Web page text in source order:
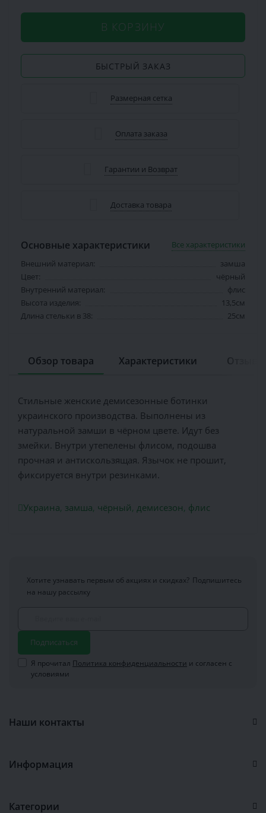
В КОРЗИНУ
БЫСТРЫЙ ЗАКАЗ
Размерная сетка
Оплата заказа
Гарантии и Возврат
Доставка товара
Основные характеристики
Все характеристики
Внешний материал:
замша
Цвет:
чёрный
Внутренний материал:
флис
Высота изделия:
13,5см
Длина стельки в 38:
25см
Обзор товара Характеристики
Стильные женские демисезонные ботинки
украинского производства. Выполнены из
натуральной замши в чёрном цвете. Идут без
змейки. Внутри утепелены флисом, подошва
прочная и антискользящая. Язычок не прошит,
фиксируется внутри резинками.
Украина, замша, чёрный, демисезон, флис
Хотите узнавать первым об акциях и скидках? Подпишитесь
на нашу рассылку
Подписаться
Я прочитал Политика конфиденциальности и согласен с
условиями
Наши контакты
Информация
Категории